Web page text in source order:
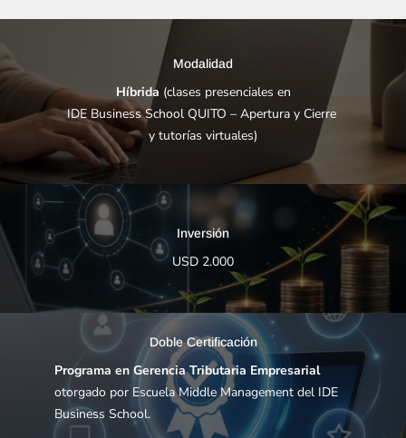
Modalidad
Híbrida (clases presenciales en
IDE Business School QUITO – Apertura y Cierre
y tutorías virtuales)
Inversión
USD 2.000
Doble Certificación
Programa en Gerencia Tributaria Empresarial
otorgado por Escuela Middle Management del IDE
Business School.